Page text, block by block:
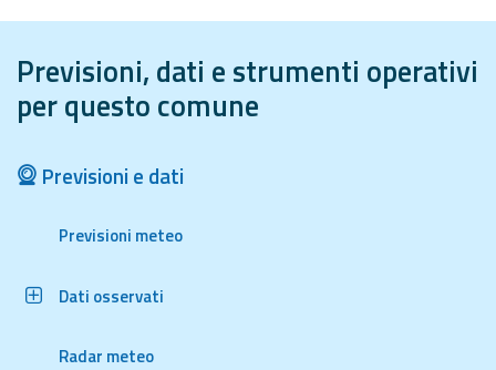
Operativi
Report
Aggiornamenti
Informazioni
frequenti
Previsioni, dati e strumenti operativi
per questo comune
Previsioni e dati
Previsioni meteo
Dati osservati
Radar meteo